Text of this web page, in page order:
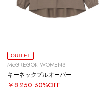
OUTLET
McGREGOR WOMENS
キーネックプルオーバー
￥8,250 50%OFF